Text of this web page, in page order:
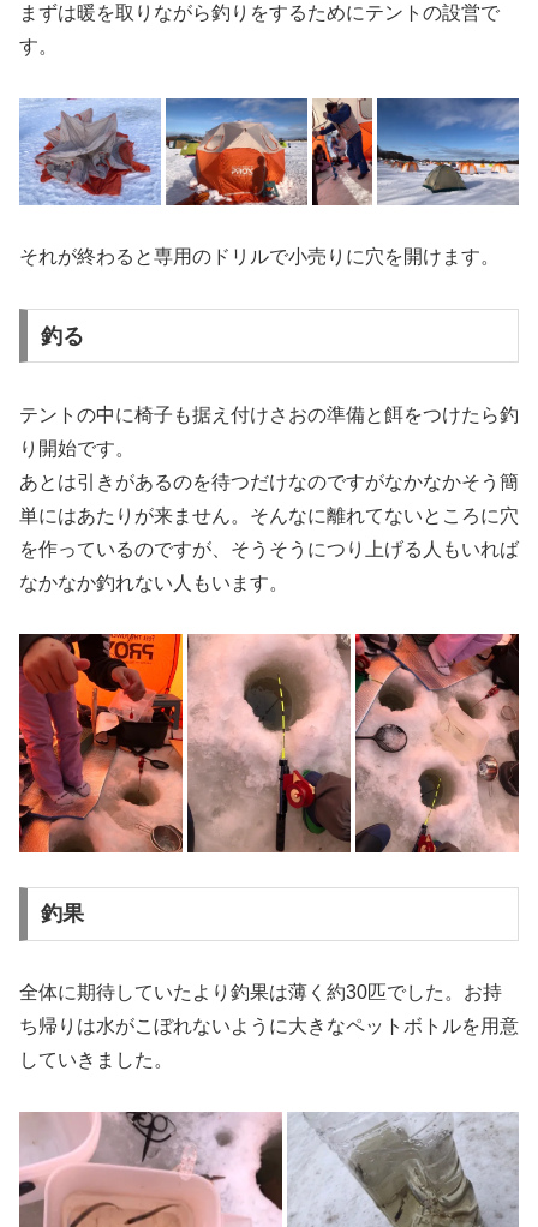
まずは暖を取りながら釣りをするためにテントの設営で
す。
それが終わると専用のドリルで小売りに穴を開けます。
釣る
テントの中に椅子も据え付けさおの準備と餌をつけたら釣
り開始です。
あとは引きがあるのを待つだけなのですがなかなかそう簡
単にはあたりが来ません。そんなに離れてないところに穴
を作っているのですが、そうそうにつり上げる人もいれば
なかなか釣れない人もいます。
釣果
全体に期待していたより釣果は薄く約30匹でした。お持
ち帰りは水がこぼれないように大きなペットボトルを用意
していきました。